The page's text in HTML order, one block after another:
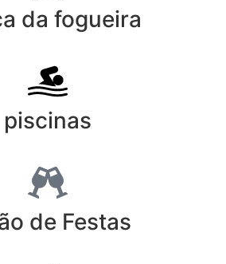
da fogueira
piscinas
de Festas